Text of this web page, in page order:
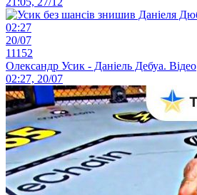
02:27
20/07
11152
Олександр Усик - Даніель Дебуа. Відео
02:27, 20/07